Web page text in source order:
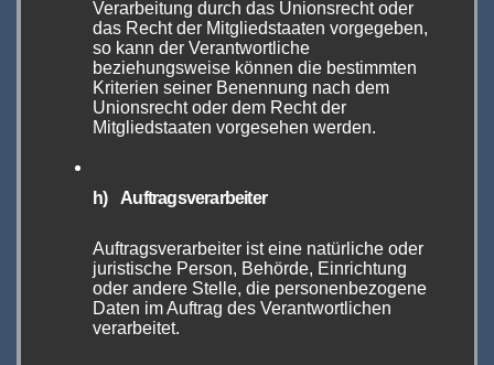
Ein spektakuläres Bühnenprogramm mit
Give-Away-Partys, Musik,
Produktpräsentationen, Neuheiten
Vorstellungen und und und.
zahlreichen Referenten,
wieder am Start, denn die vielen
wissenschaftlichen Untersuchungen zur
E-Zigarette der letzten Jahre machen nur
Verarbeitung durch das Unionsrecht oder
das Recht der Mitgliedstaaten vorgegeben,
so kann der Verantwortliche
beziehungsweise können die bestimmten
Kriterien seiner Benennung nach dem
Unionsrecht oder dem Recht der
Mitgliedstaaten vorgesehen werden.
h) Auftragsverarbeiter
Auftragsverarbeiter ist eine natürliche oder
juristische Person, Behörde, Einrichtung
oder andere Stelle, die personenbezogene
Daten im Auftrag des Verantwortlichen
verarbeitet.